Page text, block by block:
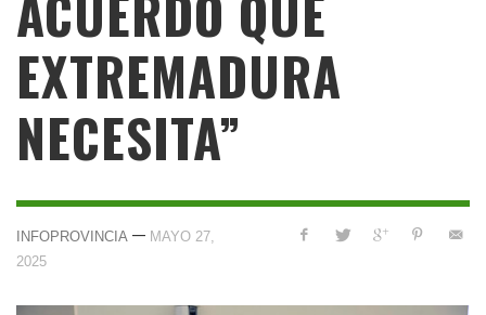
EXTREMADURA
NECESITA”
INFOPROVINCIA — MAYO 27,
2025